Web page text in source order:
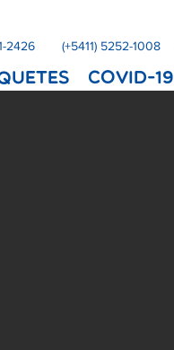
2426 (+5411) 5252-1008
COVID-19